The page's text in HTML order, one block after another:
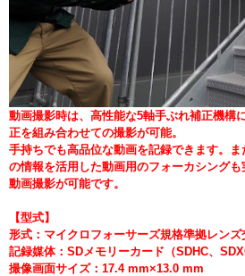
動画撮影時は、高性能な5軸手ぶれ補正機構
正を組み合わせての撮影が可能。
手持ちでも高品位な動画を記録できます。
の情報を活用した動画用のフォーカシング
動画撮影が可能です。
【型式】
形式：マイクロフォーサーズ規格準拠レンズ
記録媒体：SDメモリーカード（SDHC、
撮像画面サイズ：17.4 mm×13.0 mm